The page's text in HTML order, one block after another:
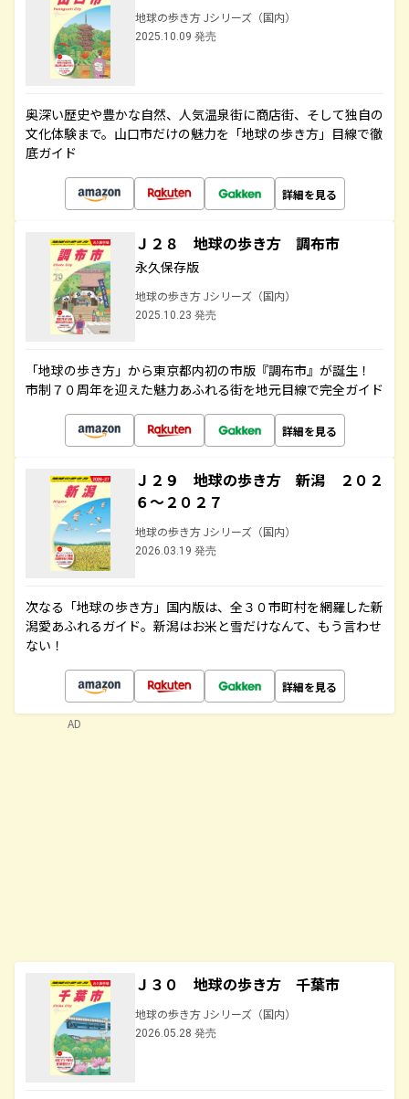
地球の歩き方 Jシリーズ（国内）
2025.10.09 発売
奥深い歴史や豊かな自然、人気温泉街に商店街、そして独自の
文化体験まで。山口市だけの魅力を「地球の歩き方」目線で徹
底ガイド
詳細を見る
Ｊ２８ 地球の歩き方 調布市
永久保存版
地球の歩き方 Jシリーズ（国内）
2025.10.23 発売
「地球の歩き方」から東京都内初の市版『調布市』が誕生！
市制７０周年を迎えた魅力あふれる街を地元目線で完全ガイド
詳細を見る
Ｊ２９ 地球の歩き方 新潟 ２０２
６～２０２７
地球の歩き方 Jシリーズ（国内）
2026.03.19 発売
次なる「地球の歩き方」国内版は、全３０市町村を網羅した新
潟愛あふれるガイド。新潟はお米と雪だけなんて、もう言わせ
ない！
詳細を見る
Ｊ３０ 地球の歩き方 千葉市
地球の歩き方 Jシリーズ（国内）
2026.05.28 発売
AD